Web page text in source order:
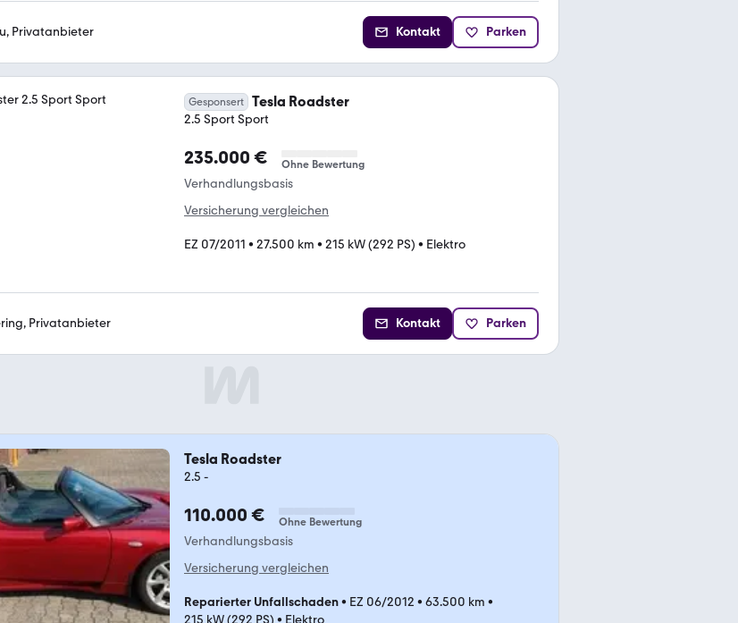
Privatanbieter Kontakt Parken
Gesponsert Tesla Roadster
2.5 Sport Sport
235.000 € Ohne Bewertung
Verhandlungsbasis
Versicherung vergleichen
EZ 07/2011 • 27.500 km • 215 kW (292 PS) • Elektro
Privatanbieter Kontakt Parken
Tesla Roadster
2.5 -
110.000 € Ohne Bewertung
Verhandlungsbasis
Versicherung vergleichen
Reparierter Unfallschaden• EZ 06/2012 • 63.500 km •
215 kW (292 PS) • Elektro